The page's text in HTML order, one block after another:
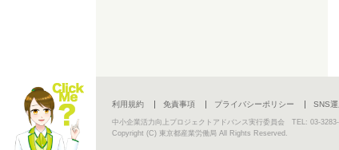
利用規約 免責事項 プライバシーポリシー SNS
中小企業活力向上プロジェクトアドバンス実行委員会 TEL: 03-
Copyright (C) 東京都産業労働局 All Rights Reserved.